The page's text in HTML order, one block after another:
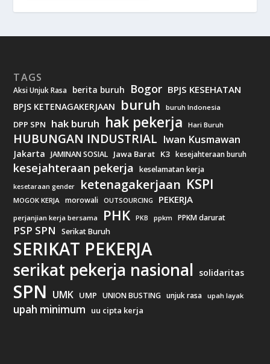
TAGS
Aksi Unjuk Rasa berita buruh Bogor BPJS KESEHATAN
BPJS KETENAGAKERJAAN buruh buruh Indonesia
DPP SPN hak buruh hak pekerja Hari Buruh
HUBUNGAN INDUSTRIAL Iwan Kusmawan
Jakarta JAMINAN SOSIAL Jawa Barat K3 kesejahteraan buruh
kesejahteraan pekerja keselamatan kerja
kesetaraan gender ketenagakerjaan KSPI
MOGOK KERJA morowali OUTSOURCING PEKERJA
perjanjian kerja bersama PHK PKB ppkm PPKM darurat
PSP SPN Serikat Buruh
SERIKAT PEKERJA
serikat pekerja nasional solidaritas
SPN UMK UMP UNION BUSTING unjuk rasa upah layak
upah minimum uu cipta kerja